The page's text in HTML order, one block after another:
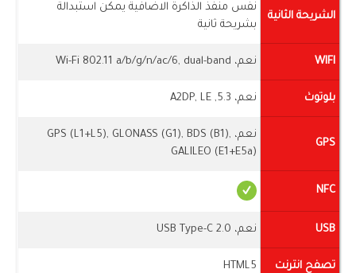
الشريحة الثانية
نفس منفذ الذاكرة الاضافية يمكن استبدالة
بشريحة ثانية
WIFI نعم، Wi-Fi 802.11 a/b/g/n/ac/6, dual-band
بلوتوث نعم، 5.3, A2DP, LE
GPS
نعم، GPS (L1+L5), GLONASS (G1), BDS (B1),
GALILEO (E1+E5a)
NFC
USB نعم، USB Type-C 2.0
تصفح انترنت HTML5